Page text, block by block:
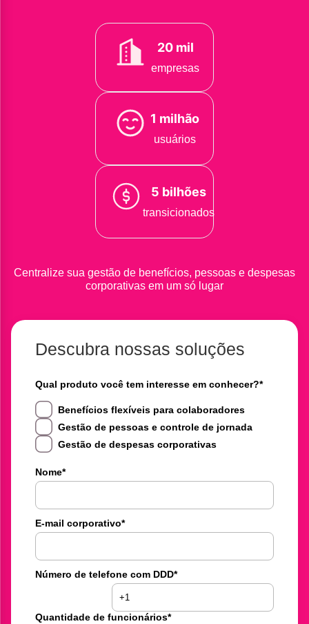
20 mil
empresas
1 milhão
usuários
5 bilhões
transicionados
Centralize sua gestão de benefícios, pessoas e despesas
corporativas em um só lugar
Descubra nossas soluções
Qual produto você tem interesse em conhecer?*
Benefícios flexíveis para colaboradores
Gestão de pessoas e controle de jornada
Gestão de despesas corporativas
Nome*
E-mail corporativo*
Número de telefone com DDD*
Quantidade de funcionários*